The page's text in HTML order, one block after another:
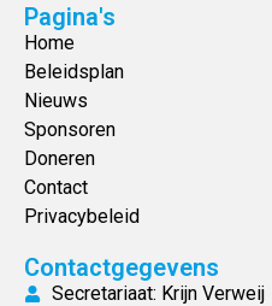
Pagina's
Home
Beleidsplan
Nieuws
Sponsoren
Doneren
Contact
Privacybeleid
Contactgegevens
Secretariaat: Krijn Verweij